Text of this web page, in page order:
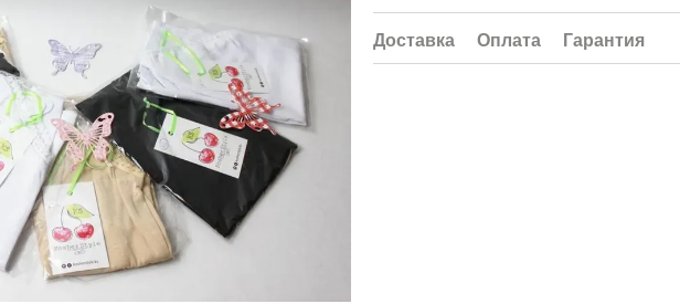
Доставка Оплата Гарантия